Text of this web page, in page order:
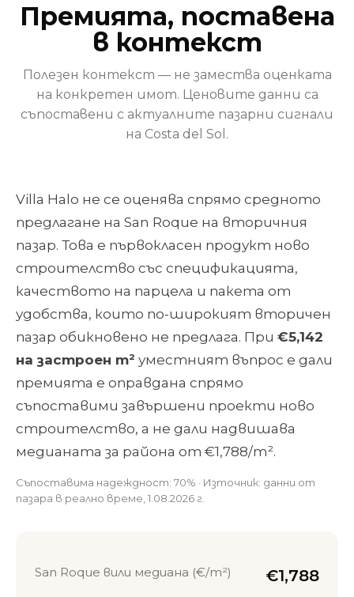
Премията, поставена
в контекст
Полезен контекст — не замества оценката
на конкретен имот. Ценовите данни са
съпоставени с актуалните пазарни сигнали
на Costa del Sol.
Villa Halo не се оценява спрямо средното
предлагане на San Roque на вторичния
пазар. Това е първокласен продукт ново
строителство със спецификацията,
качеството на парцела и пакета от
удобства, които по-широкият вторичен
пазар обикновено не предлага. При €5,142
на застроен m² уместният въпрос е дали
премията е оправдана спрямо
съпоставими завършени проекти ново
строителство, а не дали надвишава
медианата за района от €1,788/m².
Съпоставима надеждност: 70% · Източник: данни от
пазара в реално време, 1.08.2026 г.
San Roque вили медиана (€/m²) €1,788